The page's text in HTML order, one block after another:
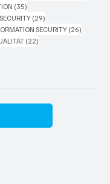
(35)
32 Beiträge
SECURITY (29)
SECURITY (26)
(22)